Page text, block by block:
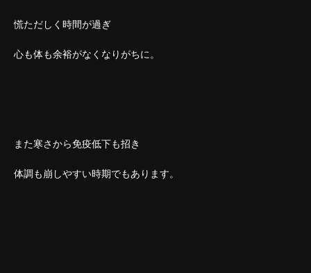
慌ただしく時間が過ぎ
心も体も余裕がなくなりがちに。
また寒さから免疫低下も招き
体調も崩しやすい時期でもあります。